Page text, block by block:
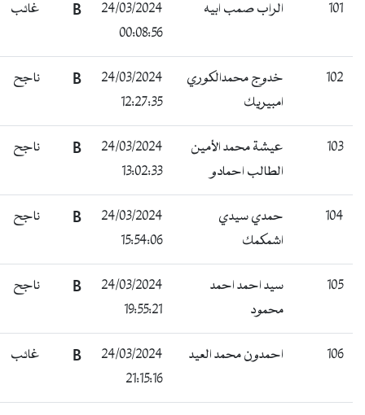
101 الراب صمب ابيه
24/03/2024
00:08:56
B غائب
102
خدوج محمدالكوري
امبيريك
24/03/2024
12:27:35
B ناجح
103
عيشة محمد الأمين
الطالب احمادو
24/03/2024
13:02:33
B ناجح
104
حمدي سيدي
اشمكمك
24/03/2024
15:54:06
B ناجح
105
سيد احمد احمد
محمود
24/03/2024
19:55:21
B ناجح
106 احمدون محمد العيد
24/03/2024
21:15:16
B غائب